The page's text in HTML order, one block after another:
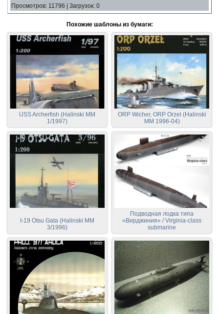
Просмотров: 11796 Загрузок: 0
Похожие шаблоны из бумаги:
USS Archerfish (Halinski MM
1/1997)
ORP Wicher, ORP Orzel (Halinski
MM 1996-04)
I-19 Otsu Gata (Halinski MM
3/1996)
Подводная лодка типа
«Вирджиния» / Virginia-class
submarine